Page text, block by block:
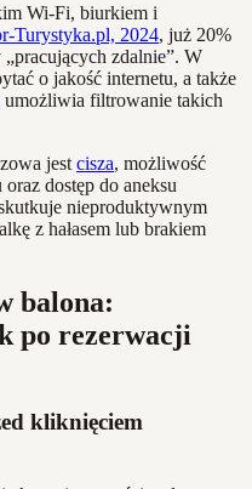
Wi-Fi, biurkiem i
Turystyka.pl, 2024, już 20%
„pracujących zdalnie”. W
o jakość internetu, a także
umożliwia filtrowanie takich
jest cisza, możliwość
dostęp do aneksu
nieproduktywnym
z hałasem lub brakiem
balona:
po rezerwacji
kliknięciem